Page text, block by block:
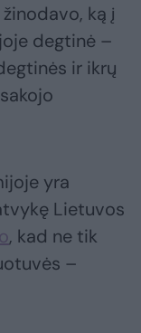
ką į
degtinė –
ir ikrų
yra
Lietuvos
, kad ne tik
–